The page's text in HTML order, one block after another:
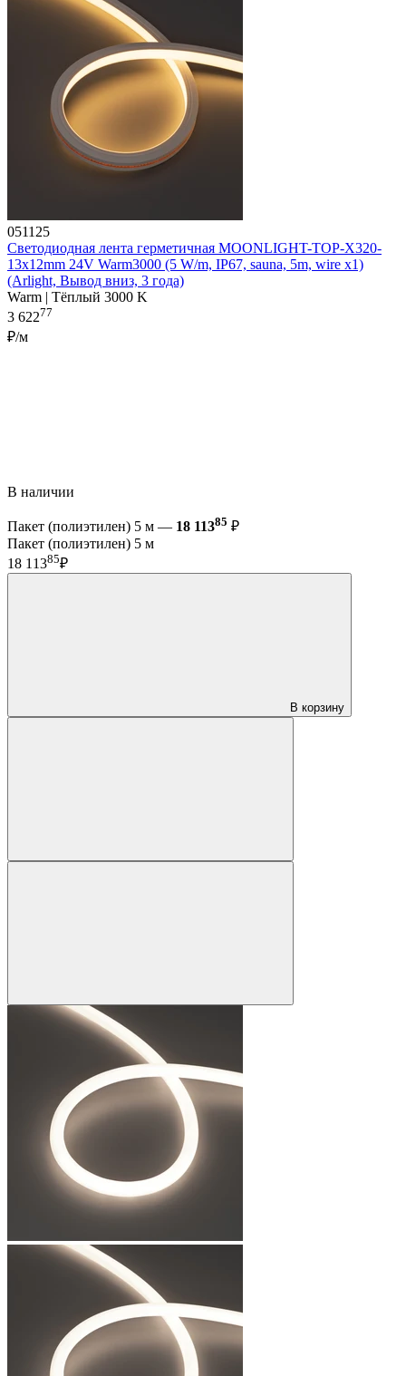
051125
Светодиодная лента герметичная MOONLIGHT-TOP-X320-
13x12mm 24V Warm3000 (5 W/m, IP67, sauna, 5m, wire x1)
(Arlight, Вывод вниз, 3 года)
Warm | Тёплый 3000 K
3 62277
₽/м
В наличии
Пакет (полиэтилен) 5 м — 18 11385 ₽
Пакет (полиэтилен) 5 м
18 11385₽
В корзину